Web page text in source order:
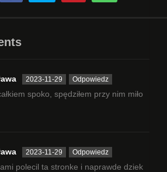
2023-11-29 Odpowiedz
spoko, spędziłem przy nim miło
2023-11-29 Odpowiedz
polecil ta stronke i naprawde dziek